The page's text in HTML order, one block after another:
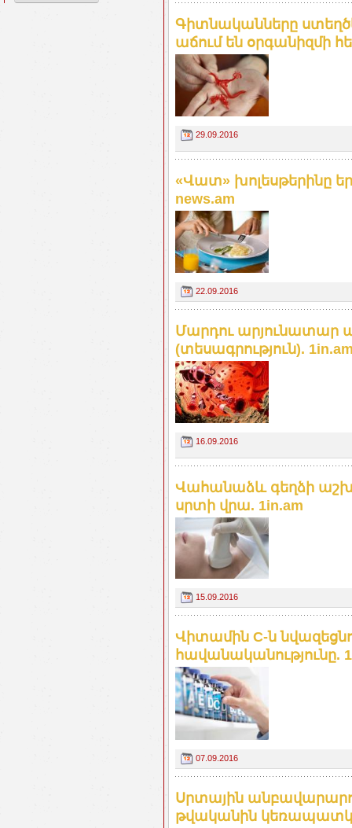
Գիտնականները
աճում են օրգանիզմի
29.09.2016
«Վատ» խոլեսթերինը
news.am
22.09.2016
Մարդու արյունատար
(տեսագրություն).
16.09.2016
Վահանաձև գեղձի
սրտի վրա. 1in.am
15.09.2016
Վիտամին C-ն
հավանականությունը.
07.09.2016
Սրտային
թվականին